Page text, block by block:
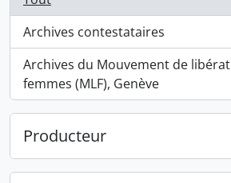
Archives contestataires
, 2555 résultats
Archives du Mouvement de
femmes (MLF), Genève
, 191 résultats
Producteur